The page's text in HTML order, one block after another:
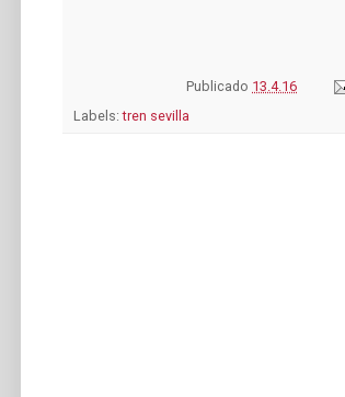
Publicado 13.4.16
Labels:tren sevilla